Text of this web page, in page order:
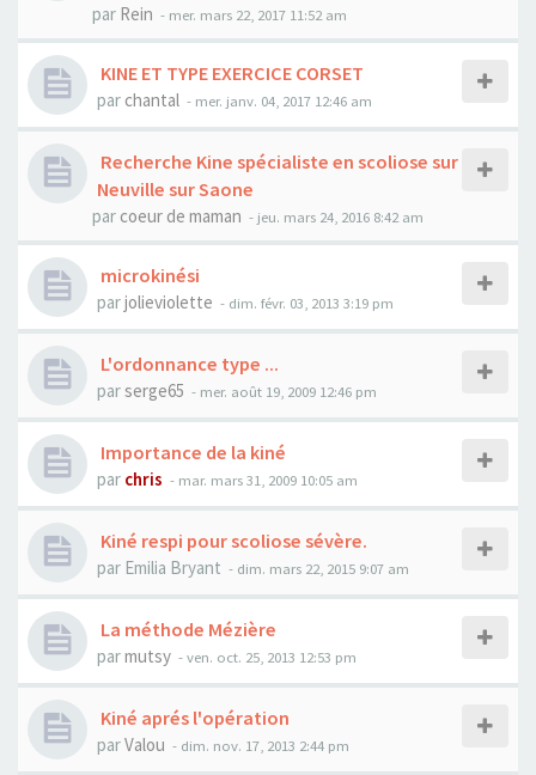
par Rein - mer. mars 22, 2017 11:52 am
KINE ET TYPE EXERCICE CORSET
par chantal - mer. janv. 04, 2017 12:46 am
Recherche Kine spécialiste en scoliose sur
Neuville sur Saone
par coeur de maman - jeu. mars 24, 2016 8:42 am
microkinési
parjolieviolette - dim. févr. 03, 2013 3:19 pm
L'ordonnance type ...
parserge65 - mer. août 19, 2009 12:46 pm
Importance de la kiné
par chris - mar. mars 31, 2009 10:05 am
Kiné respi pour scoliose sévère.
par Emilia Bryant - dim. mars 22, 2015 9:07 am
La méthode Mézière
parmutsy - ven. oct. 25, 2013 12:53 pm
Kiné aprés l'opération
parValou - dim. nov. 17, 2013 2:44 pm